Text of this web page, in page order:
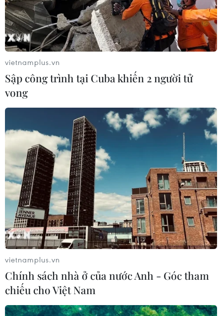
vietnamplus.vn
Sập công trình tại Cuba khiến 2 người tử
vong
vietnamplus.vn
Chính sách nhà ở của nước Anh - Góc tham
chiếu cho Việt Nam